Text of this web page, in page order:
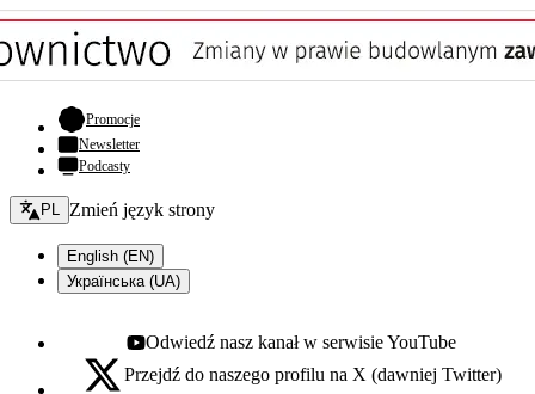
Promocje- otwiera się w nowej karcie
Newsletter
Podcasty
Zmień język - bieżący:
PL Zmień język strony
English (EN)
Українська (UA)
Youtube - otwiera się w nowej karcie
Odwiedź nasz kanał w serwisie YouTube
X - otwiera się w nowej karcie
Przejdź do naszego profilu na X (dawniej Twitter)